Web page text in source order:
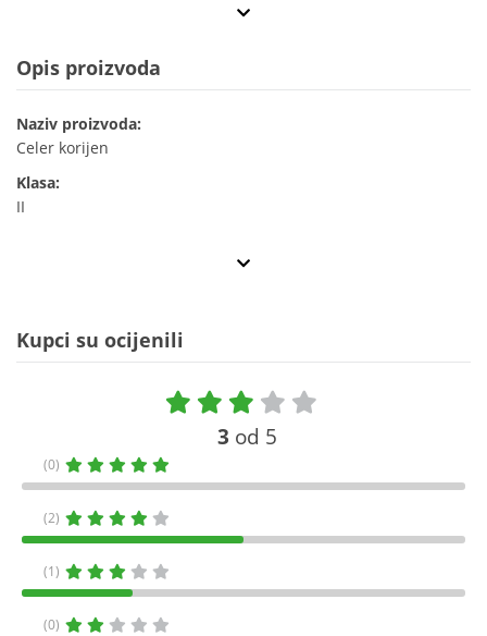
Opis proizvoda
Naziv proizvoda:
Celer korijen
Klasa:
II
Kupci su ocijenili
3 od 5
(0)
(2)
(1)
(0)